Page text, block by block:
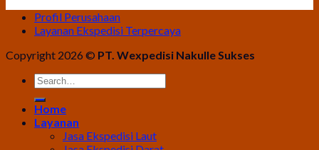
Profil Perusahaan
Layanan Ekspedisi Terpercaya
Copyright 2026 © PT. Wexpedisi Nakulle Sukses
Home
Layanan
Jasa Ekspedisi Laut